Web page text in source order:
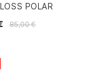
POLAR
85,00 €